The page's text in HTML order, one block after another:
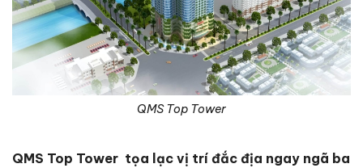
QMS Top Tower
QMS Top Tower tọa lạc vị trí đắc địa ngay ngã ba